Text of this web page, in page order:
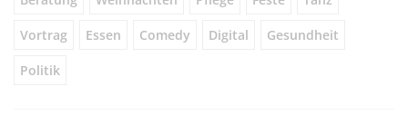
Vortrag Essen Comedy Digital Gesundheit
Politik